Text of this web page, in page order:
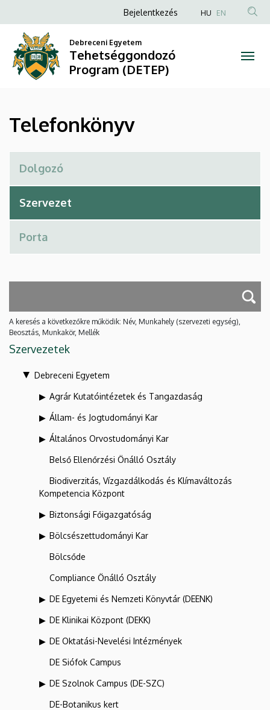
Telefonkönyv
Tehetséggondozó
Program
(DETEP)
a
tartalomra
Anonim
fiók
menüje
Bejelentkezés HU EN
Debreceni Egyetem
Tehetséggondozó
Program (DETEP)
Telefonkönyv
A keresés a következőkre működik: Név, Munkahely (szervezeti egység),
Beosztás, Munkakör, Mellék
Szervezetek
Debreceni Egyetem
Agrár Kutatóintézetek és Tangazdaság
Állam- és Jogtudományi Kar
Általános Orvostudományi Kar
Belső Ellenőrzési Önálló Osztály
Biodiverzitás, Vízgazdálkodás és Klímaváltozás
Kompetencia Központ
Biztonsági Főigazgatóság
Bölcsészettudományi Kar
Bölcsőde
Compliance Önálló Osztály
DE Egyetemi és Nemzeti Könyvtár (DEENK)
DE Klinikai Központ (DEKK)
DE Oktatási-Nevelési Intézmények
DE Siófok Campus
DE Szolnok Campus (DE-SZC)
DE-Botanikus kert